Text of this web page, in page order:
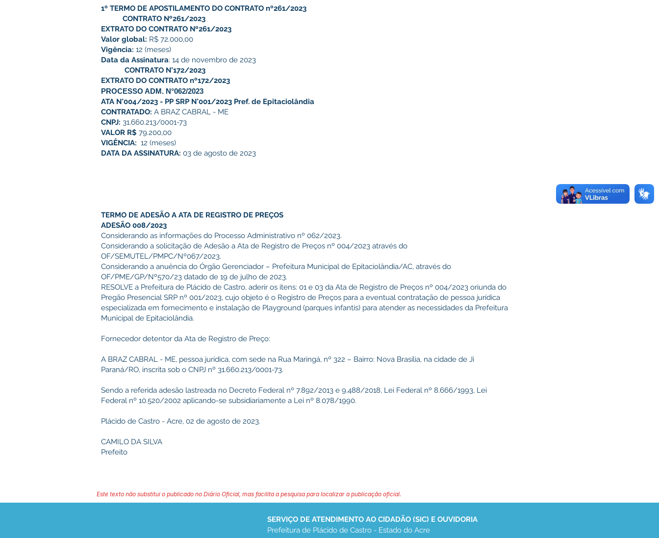
1º TERMO DE APOSTILAMENTO DO CONTRATO nº261/2023
CONTRATO Nº261/2023
EXTRATO DO CONTRATO Nº261/2023
Valor global: R$ 72.000,00
Vigência: 12 (meses)
Data da Assinatura: 14 de novembro de 2023
CONTRATO N°172/2023
EXTRATO DO CONTRATO nº172/2023
PROCESSO ADM. N°062/2023
ATA N°004/2023 - PP SRP N°001/2023 Pref. de Epitaciolândia
CONTRATADO: A BRAZ CABRAL - ME
CNPJ: 31.660.213/0001-73
VALOR R$ 79.200,00
VIGÊNCIA: 12 (meses)
DATA DA ASSINATURA: 03 de agosto de 2023
TERMO DE ADESÃO A ATA DE REGISTRO DE PREÇOS
ADESÃO 008/2023
Considerando as informações do Processo Administrativo nº 062/2023.
Considerando a solicitação de Adesão a Ata de Registro de Preços nº 004/2023 através do
OF/SEMUTEL/PMPC/Nº067/2023.
Considerando a anuência do Órgão Gerenciador – Prefeitura Municipal de Epitaciolândia/AC, através do
OF/PME/GP/Nº570/23 datado de 19 de julho de 2023.
RESOLVE a Prefeitura de Plácido de Castro, aderir os itens: 01 e 03 da Ata de Registro de Preços nº 004/2023 oriunda do
Pregão Presencial SRP nº 001/2023, cujo objeto é o Registro de Preços para a eventual contratação de pessoa jurídica
especializada em fornecimento e instalação de Playground (parques infantis) para atender as necessidades da Prefeitura
Municipal de Epitaciolândia.
Fornecedor detentor da Ata de Registro de Preço:
A BRAZ CABRAL - ME, pessoa jurídica, com sede na Rua Maringá, nº 322 – Bairro: Nova Brasília, na cidade de Ji
Paraná/RO, inscrita sob o CNPJ nº 31.660.213/0001-73.
Sendo a referida adesão lastreada no Decreto Federal nº 7.892/2013 e 9.488/2018, Lei Federal nº 8.666/1993, Lei
Federal nº 10.520/2002 aplicando-se subsidiariamente a Lei nº 8.078/1990.
Plácido de Castro - Acre, 02 de agosto de 2023.
CAMILO DA SILVA
Prefeito
Este texto não substitui o publicado no Diário Oficial, mas facilita a pesquisa para localizar a publicação oficial.
SERVIÇO DE ATENDIMENTO AO CIDADÃO (SIC) E OUVIDORIA
Prefeitura de Plácido de Castro - Estado do Acre